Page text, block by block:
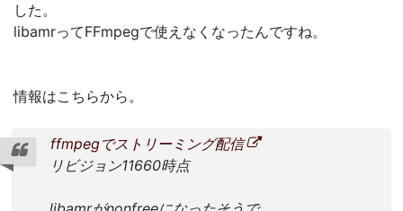
した。
libamrってFFmpegで使えなくなったんですね。
情報はこちらから。